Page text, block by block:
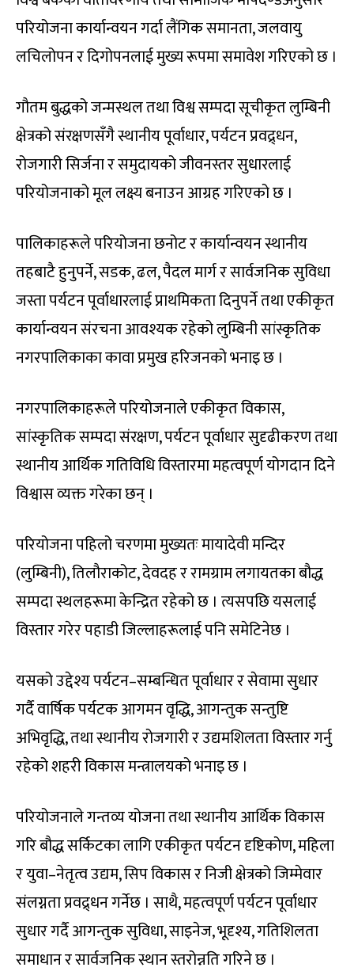
परियोजना कार्यान्वयन गर्दा लैंगिक समानता, जलवायु
लचिलोपन र दिगोपनलाई मुख्य रूपमा समावेश गरिएको छ ।
गौतम बुद्धको जन्मस्थल तथा विश्व सम्पदा सूचीकृत लुम्बिनी
क्षेत्रको संरक्षणसँगै स्थानीय पूर्वाधार, पर्यटन प्रवद्र्धन,
रोजगारी सिर्जना र समुदायको जीवनस्तर सुधारलाई
परियोजनाको मूल लक्ष्य बनाउन आग्रह गरिएको छ ।
पालिकाहरूले परियोजना छनोट र कार्यान्वयन स्थानीय
तहबाटै हुनुपर्ने, सडक, ढल, पैदल मार्ग र सार्वजनिक सुविधा
जस्ता पर्यटन पूर्वाधारलाई प्राथमिकता दिनुपर्ने तथा एकीकृत
कार्यान्वयन संरचना आवश्यक रहेको लुम्बिनी सांस्कृतिक
नगरपालिकाका कावा प्रमुख हरिजनको भनाइ छ ।
नगरपालिकाहरूले परियोजनाले एकीकृत विकास,
सांस्कृतिक सम्पदा संरक्षण, पर्यटन पूर्वाधार सुदृढीकरण तथा
स्थानीय आर्थिक गतिविधि विस्तारमा महत्वपूर्ण योगदान दिने
विश्वास व्यक्त गरेका छन् ।
परियोजना पहिलो चरणमा मुख्यतः मायादेवी मन्दिर
(लुम्बिनी), तिलौराकोट, देवदह र रामग्राम लगायतका बौद्ध
सम्पदा स्थलहरूमा केन्द्रित रहेको छ । त्यसपछि यसलाई
विस्तार गरेर पहाडी जिल्लाहरूलाई पनि समेटिनेछ ।
यसको उद्देश्य पर्यटन–सम्बन्धित पूर्वाधार र सेवामा सुधार
गर्दै वार्षिक पर्यटक आगमन वृद्धि, आगन्तुक सन्तुष्टि
अभिवृद्धि, तथा स्थानीय रोजगारी र उद्यमशिलता विस्तार गर्नु
रहेको शहरी विकास मन्त्रालयको भनाइ छ ।
परियोजनाले गन्तव्य योजना तथा स्थानीय आर्थिक विकास
गरि बौद्ध सर्किटका लागि एकीकृत पर्यटन दृष्टिकोण, महिला
र युवा–नेतृत्व उद्यम, सिप विकास र निजी क्षेत्रको जिम्मेवार
संलग्नता प्रवद्र्धन गर्नेछ । साथै, महत्वपूर्ण पर्यटन पूर्वाधार
सुधार गर्दै आगन्तुक सुविधा, साइनेज, भूदृश्य, गतिशिलता
समाधान र सार्वजनिक स्थान स्तरोन्नति गरिने छ ।